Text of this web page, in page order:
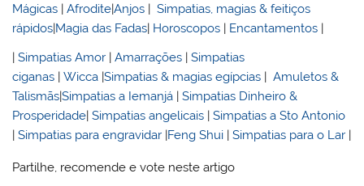
Mágicas |Afrodite|Anjos |Simpatias, magias & feitiços
rápidos|Magia das Fadas| Horoscopos | Encantamentos |
|Simpatias Amor |Amarrações |Simpatias
ciganas |Wicca |Simpatias & magias egípcias |Amuletos &
Talismãs|Simpatias a Iemanjá |Simpatias Dinheiro &
Prosperidade|Simpatias angelicais |Simpatias a Sto Antonio
|Simpatias para engravidar |Feng Shui |Simpatias para o Lar |
Partilhe, recomende e vote neste artigo